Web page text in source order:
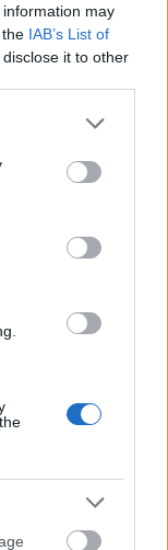
information may
IAB’s List of
it to other
or more Google
You may click to
party tags to
in below Google
vendége
a Dolgom
lemezünk
más ismert